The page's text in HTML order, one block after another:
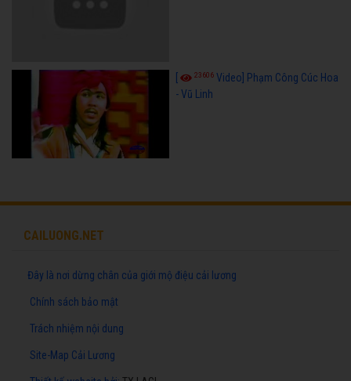
23606 Video] Phạm Công Cúc Hoa
- Vũ Linh
CAILUONG.NET
Đây là nơi dừng chân của giới mộ điệu cải lương
Chính sách bảo mật
Trách nhiệm nội dung
Site-Map Cải Lương